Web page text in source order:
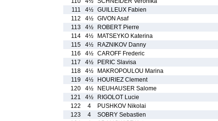
111
4½
GUILLEUX Fabien
112
4½
GIVON Asaf
113
4½
ROBERT Pierre
114
4½
MATSEYKO Katerina
115
4½
RAZNIKOV Danny
116
4½
CAROFF Frederic
117
4½
PERIC Slavisa
118
4½
MAKROPOULOU Marina
119
4½
HOURIEZ Clement
120
4½
NEUHAUSER Salome
121
4½
RIGOLOT Lucie
122
4
PUSHKOV Nikolai
123
4
SOBRY Sebastien